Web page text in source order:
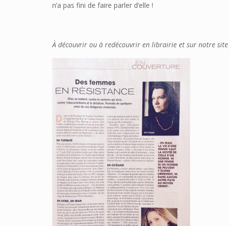
n’a pas fini de faire parler d’elle !
À découvrir ou à redécouvrir en librairie et sur notre